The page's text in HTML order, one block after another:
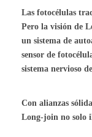
Las fotocélulas
Pero la visión de
un sistema de
sensor de
sistema nervioso
Con alianzas
Long-join no solo